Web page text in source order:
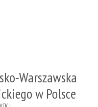
Warszawska
w Polsce